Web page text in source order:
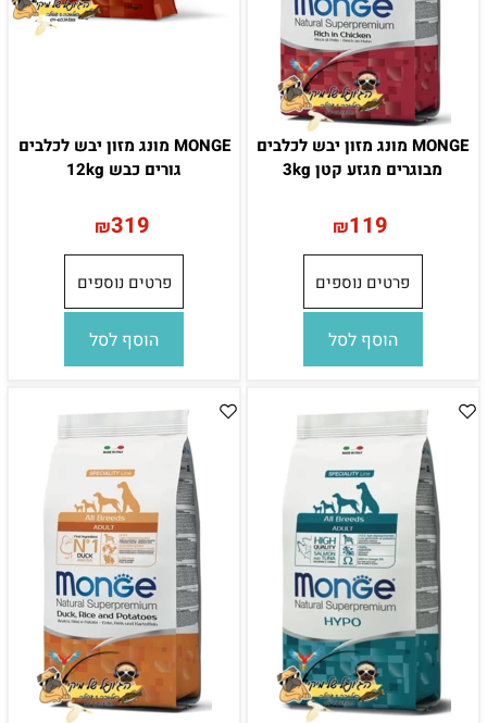
MONGE מונג מזון יבש לכלבים
מבוגרים מגזע קטן 3kg
₪119
פרטים נוספים
הוסף לסל
MONGE מונג מזון יבש לכלבים
גורים כבש 12kg
₪319
פרטים נוספים
הוסף לסל